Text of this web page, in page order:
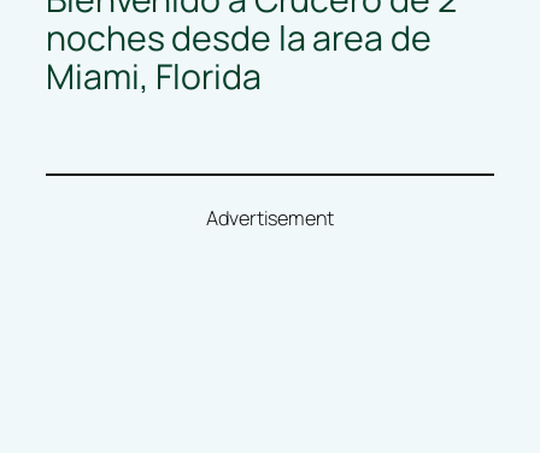
noches desde la area de
Miami, Florida
Advertisement